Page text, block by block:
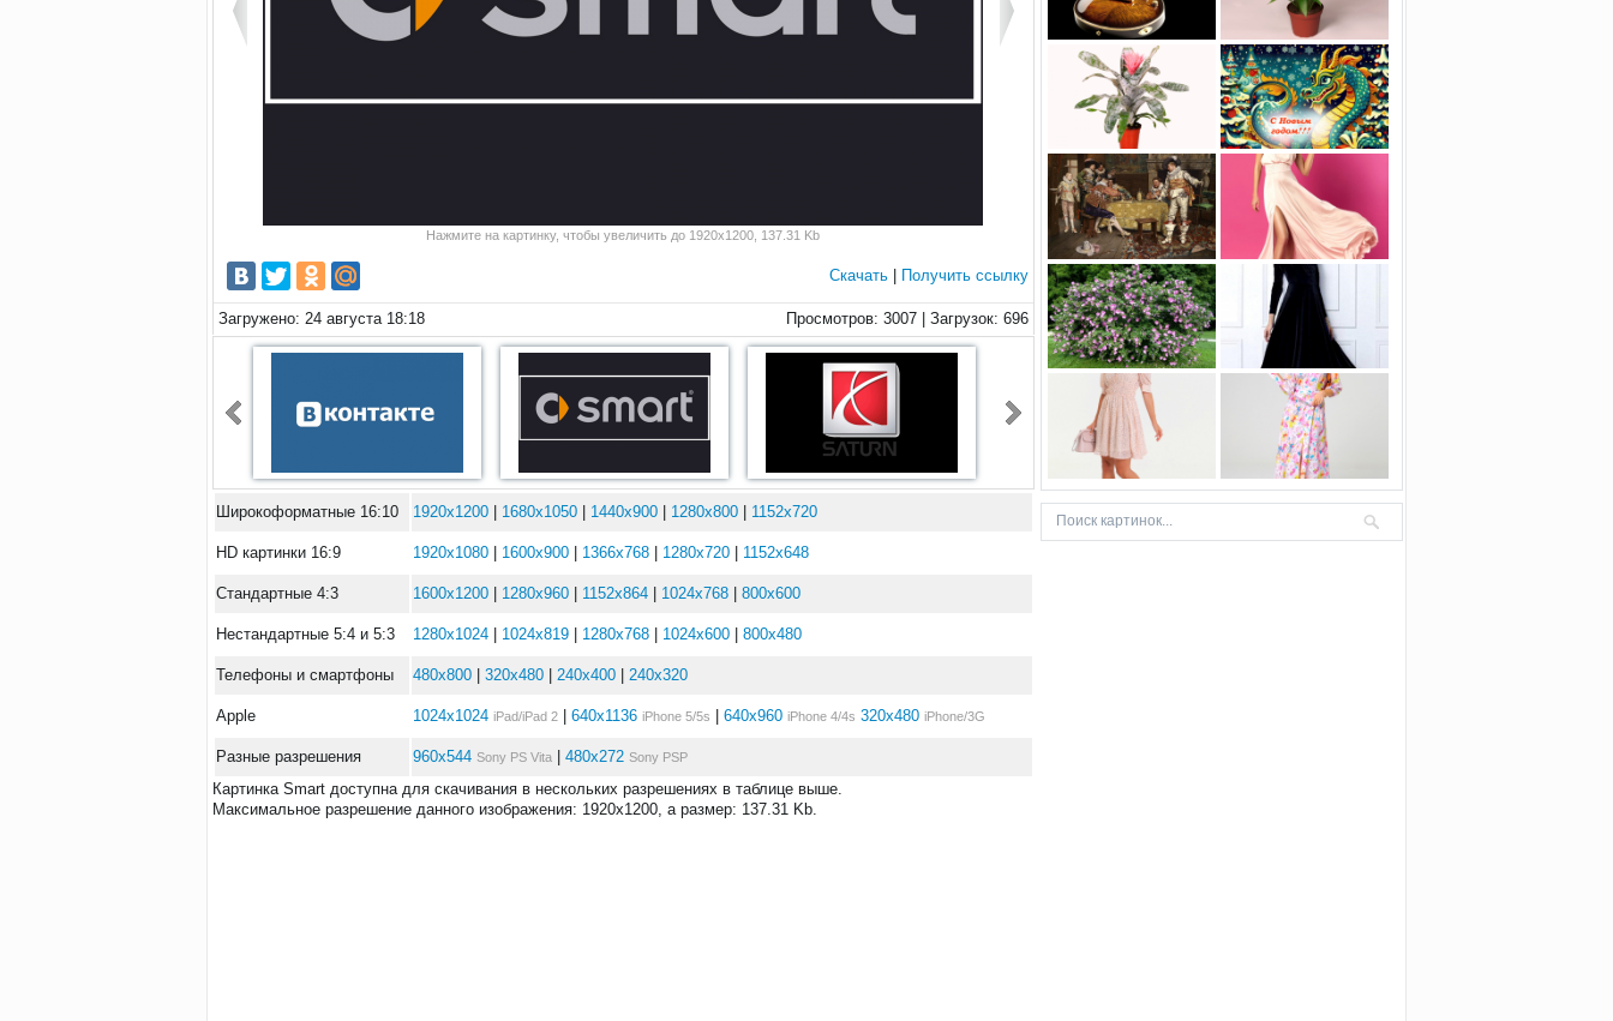
Нажмите на картинку, чтобы увеличить до 1920x1200, 137.31 Kb
Скачать Получить ссылку
Загружено: 24 августа 18:18 Просмотров: 3007 | Загрузок: 696
Широкоформатные 16:10 1920x1200 1680x1050 1440x900 1280x800 1152x720
HD картинки 16:9 1920x1080 1600x900 1366x768 1280x720 1152x648
Стандартные 4:3 1600x1200 1280x960 1152x864 1024x768 800x600
Нестандартные 5:4 и 5:3 1280x1024 1024x819 1280x768 1024x600 800x480
Телефоны и смартфоны 480x800 320x480 240x400 240x320
Apple 1024x1024 iPad/iPad 2 640x1136 iPhone 5/5s 640x960 iPhone 4/4s 320x480 iPhone/3G
Разные разрешения 960x544 Sony PS Vita 480x272 Sony PSP
Картинка Smart доступна для скачивания в нескольких разрешениях в таблице выше.
Максимальное разрешение данного изображения: 1920x1200, а размер: 137.31 Kb.